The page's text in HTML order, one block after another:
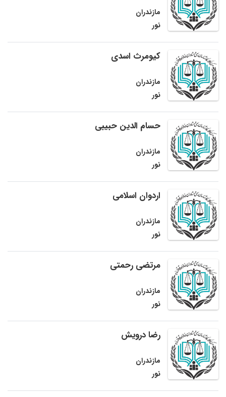
مازندران
نور
کیومرث اسدی
مازندران
نور
حسام الدین حبیبی
مازندران
نور
اردوان اسلامی
مازندران
نور
مرتضی رحمتی
مازندران
نور
رضا درویش
مازندران
نور